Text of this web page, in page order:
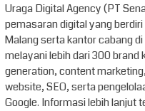
Uraga Digital Agency (PT
pemasaran digital yang
Malang serta kantor cabang
melayani lebih dari 300 brand
generation, content
website, SEO, serta
Google. Informasi lebih lanjut